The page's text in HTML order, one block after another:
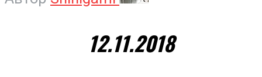
12.11.2018